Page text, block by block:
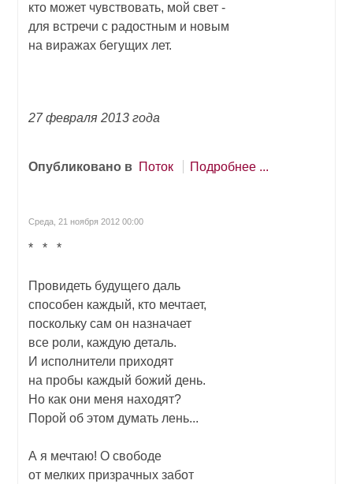
кто может чувствовать, мой свет -
для встречи с радостным и новым
на виражах бегущих лет.
27 февраля 2013 года
Опубликовано в Поток Подробнее ...
Среда, 21 ноября 2012 00:00
* * *
Провидеть будущего даль
способен каждый, кто мечтает,
поскольку сам он назначает
все роли, каждую деталь.
И исполнители приходят
на пробы каждый божий день.
Но как они меня находят?
Порой об этом думать лень...
А я мечтаю! О свободе
от мелких призрачных забот